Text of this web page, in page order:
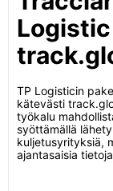
TP Logisticin
kätevästi
työkalu
syöttämällä
kuljetusyrityksiä,
ajantasaisia